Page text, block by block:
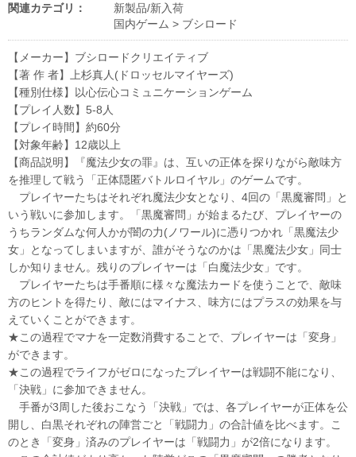
関連カテゴリ：
新製品/新入荷
国内ゲーム > ブシロード
【メーカー】ブシロードクリエイティブ
【著 作 者】上杉真人(ドロッセルマイヤーズ)
【種別仕様】以心伝心コミュニケーションゲーム
【プレイ人数】5-8人
【プレイ時間】約60分
【対象年齢】12歳以上
【商品説明】『魔法少女の罪』は、互いの正体を探りながら敵味方
を推理して戦う「正体隠匿バトルロイヤル」のゲームです。
プレイヤーたちはそれぞれ魔法少女となり、4回の「黒魔審問」と
いう戦いに参加します。「黒魔審問」が始まるたび、プレイヤーの
うちランダムな何人かが闇の力(ノワール)に憑りつかれ「黒魔法少
女」となってしまいますが、誰がそうなのかは「黒魔法少女」同士
しか知りません。残りのプレイヤーは「白魔法少女」です。
プレイヤーたちは手番順に様々な魔法カードを使うことで、敵味
方のヒントを得たり、敵にはマイナス、味方にはプラスの効果を与
えていくことができます。
★この過程でマナを一定数消費することで、プレイヤーは「変身」
ができます。
★この過程でライフがゼロになったプレイヤーは戦闘不能になり、
「決戦」に参加できません。
手番が3周した後おこなう「決戦」では、各プレイヤーが正体を公
開し、白黒それぞれの陣営ごと「戦闘力」の合計値を比べます。こ
のとき「変身」済みのプレイヤーは「戦闘力」が2倍になります。